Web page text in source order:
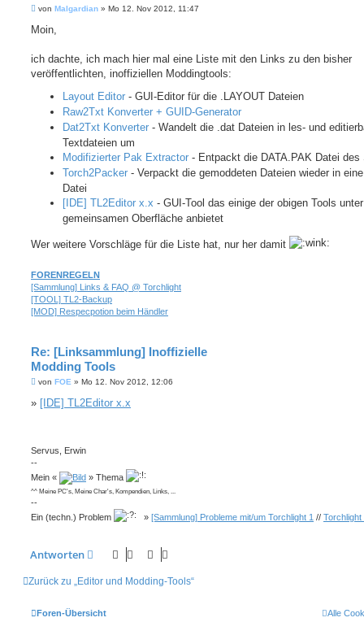
B
i
a
von Malgardian » Mo 12. Nov 2012, 11:47
Moin,
ich dachte, ich mach hier mal eine Liste mit den Links zu den bisher
veröffentlichten, inoffiziellen Moddingtools:
Layout Editor - GUI-Editor für die .LAYOUT Dateien
Raw2Txt Konverter + GUID-Generator
Dat2Txt Konverter - Wandelt die .dat Dateien in les- und
Textdateien um
Modifizierter Pak Extractor - Entpackt die DATA.PAK Datei des
Torch2Packer - Verpackt die gemoddeten Dateien wieder in
Datei
[IDE] TL2Editor x.x - GUI-Tool das einige der obigen Tools
gemeinsamen Oberfläche anbietet
Wer weitere Vorschläge für die Liste hat, nur her damit
FORENREGELN
[Sammlung] Links & FAQ @ Torchlight
[TOOL] TL2-Backup
[MOD] Respecpotion beim Händler
Re: [Linksammlung] Inoffizielle
Modding Tools
B
i
von FOE » Mo 12. Nov 2012, 12:06
» [IDE] TL2Editor x.x
Servus, Erwin
--
Mein «
» Thema
^^ Meine PC's, Meine Char's, Kompendien, Links, ...
--
Ein (techn.) Problem
» [Sammlung] Probleme mit/um Torchlight 1 // Torchlight
Antworten
Zurück zu „Editor und Modding-Tools“
Foren-Übersicht Alle